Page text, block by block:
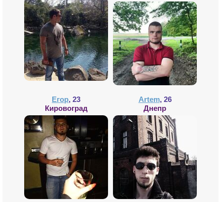
Егор, 23
Кировоград
Artem, 26
Днепр